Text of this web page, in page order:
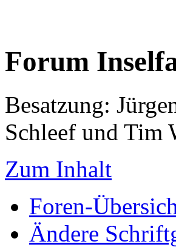
Forum
Besatzung:
Schleef und Tim
Zum Inhalt
Foren-
Ändere